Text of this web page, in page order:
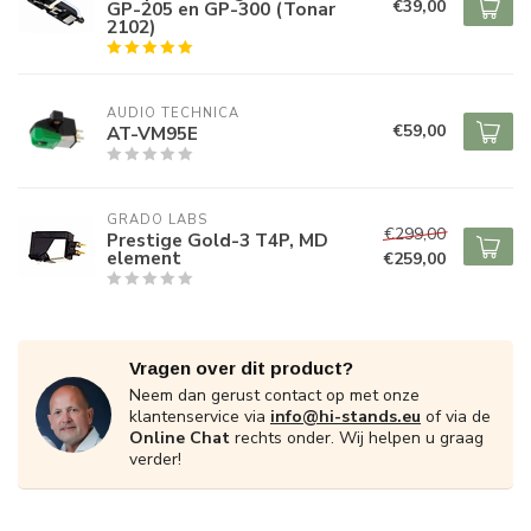
GP-205 en GP-300 (Tonar
2102)
€39,00
AUDIO TECHNICA
AT-VM95E €59,00
GRADO LABS
Prestige Gold-3 T4P, MD
element
€299,00
€259,00
Vragen over dit product?
Neem dan gerust contact op met onze
klantenservice via info@hi-stands.eu of via de
Online Chat rechts onder. Wij helpen u graag
verder!